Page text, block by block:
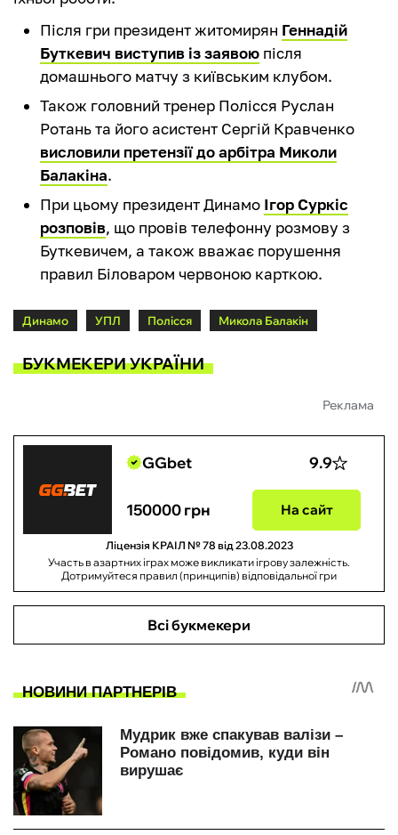
Після гри президент житомирян Геннадій
Буткевич виступив із заявою після
домашнього матчу з київським клубом.
Також головний тренер Полісся Руслан
Ротань та його асистент Сергій Кравченко
висловили претензії до арбітра Миколи
Балакіна.
При цьому президент Динамо Ігор Суркіс
розповів, що провів телефонну розмову з
Буткевичем, а також вважає порушення
правил Біловаром червоною карткою.
Динамо УПЛ Полісся Микола Балакін
БУКМЕКЕРИ УКРАЇНИ
Реклама
GGbet 9.9
150000 грн На сайт
Ліцензія КРАІЛ № 78 від 23.08.2023
Участь в азартних іграх може викликати ігрову залежність.
Дотримуйтеся правил (принципів) відповідальної гри
Всі букмекери